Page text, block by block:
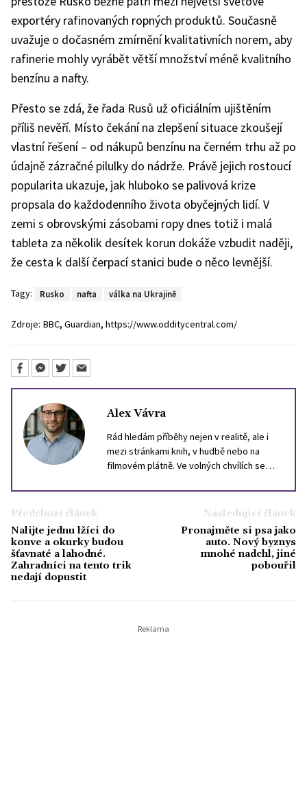
exportéry rafinovaných ropných produktů. Současně
uvažuje o dočasném zmírnění kvalitativních norem, aby
rafinerie mohly vyrábět větší množství méně kvalitního
benzínu a nafty.
Přesto se zdá, že řada Rusů už oficiálním ujištěním
příliš nevěří. Místo čekání na zlepšení situace zkoušejí
vlastní řešení – od nákupů benzínu na černém trhu až po
údajně zázračné pilulky do nádrže. Právě jejich rostoucí
popularita ukazuje, jak hluboko se palivová krize
propsala do každodenního života obyčejných lidí. V
zemi s obrovskými zásobami ropy dnes totiž i malá
tableta za několik desítek korun dokáže vzbudit naději,
že cesta k další čerpací stanici bude o něco levnější.
Tagy: Rusko nafta válka na Ukrajině
Zdroje: BBC, Guardian, https://www.odditycentral.com/
Alex Vávra
Rád hledám příběhy nejen v realitě, ale i
mezi stránkami knih, v hudbě nebo na
filmovém plátně. Ve volných chvílích se
Občas si dopřeju i herní zážitek, nejraději
Předchozí článek
Nalijte jednu lžíci do
konve a okurky budou
šťavnaté a lahodné.
Zahradníci na tento trik
nedají dopustit
Následující článek
Pronajměte si psa jako
auto. Nový byznys
mnohé nadchl, jiné
pobouřil